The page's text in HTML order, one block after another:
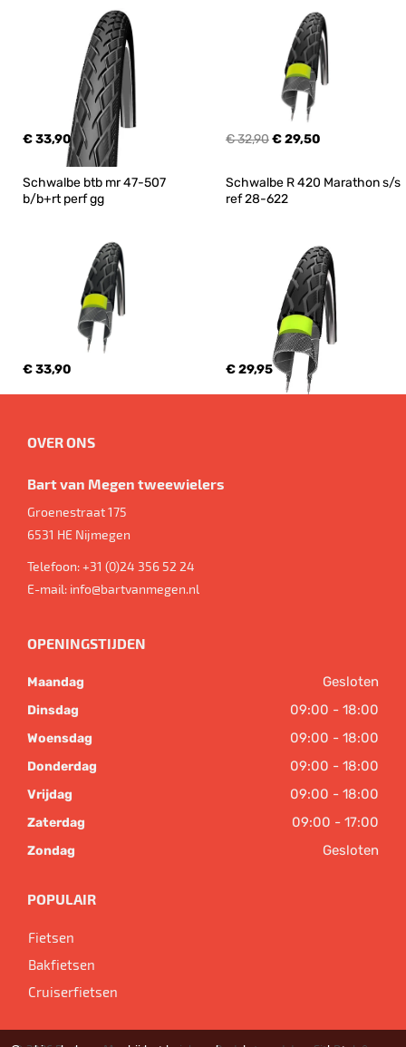
€ 33,90 € 32,90€ 29,50
Schwalbe btb mr 47-507
b/b+rt perf gg
€ 33,90
Schwalbe R 420 Marathon s/s
ref 28-622
€ 29,95
OVER ONS
Bart van Megen tweewielers
Groenestraat 175
6531 HE Nijmegen
Telefoon:+31 (0)24 356 52 24
E-mail: info@bartvanmegen.nl
OPENINGSTIJDEN
Maandag Gesloten
Dinsdag 09:00 - 18:00
Woensdag 09:00 - 18:00
Donderdag 09:00 - 18:00
Vrijdag 09:00 - 18:00
Zaterdag 09:00 - 17:00
Zondag Gesloten
POPULAIR
Fietsen
Bakfietsen
Cruiserfietsen